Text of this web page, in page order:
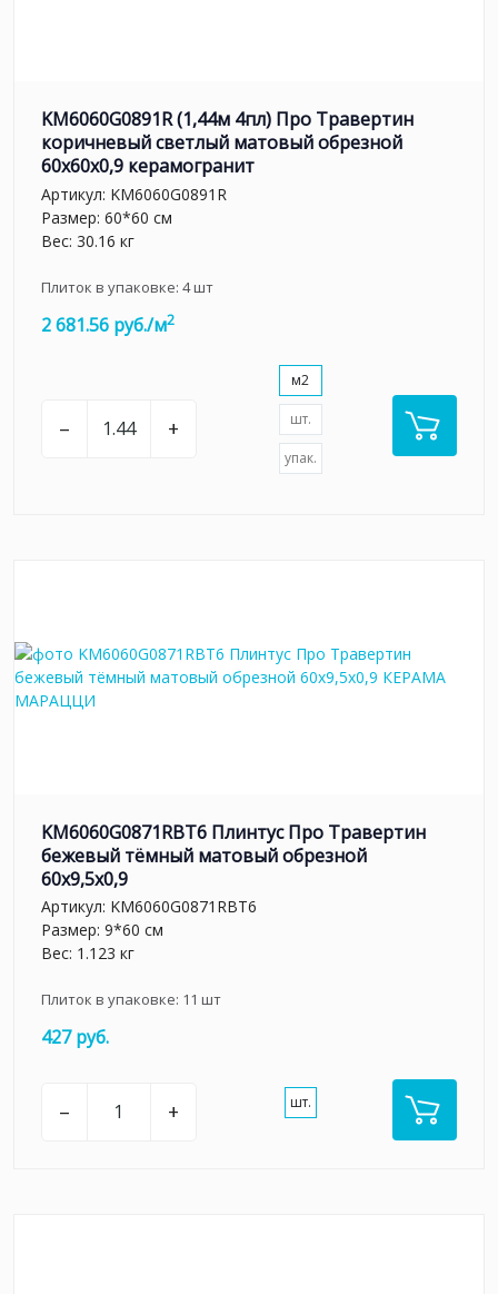
KM6060G0891R (1,44м 4пл) Про Травертин
коричневый светлый матовый обрезной
60x60x0,9 керамогранит
Артикул: KM6060G0891R
Размер: 60*60 см
Вес: 30.16 кг
Плиток в упаковке: 4шт
2 681.56 руб./м2
– +
м2
шт.
упак.
KM6060G0871RBT6 Плинтус Про Травертин
бежевый тёмный матовый обрезной
60x9,5x0,9
Артикул: KM6060G0871RBT6
Размер: 9*60 см
Вес: 1.123 кг
Плиток в упаковке: 11 шт
427 руб.
– + шт.